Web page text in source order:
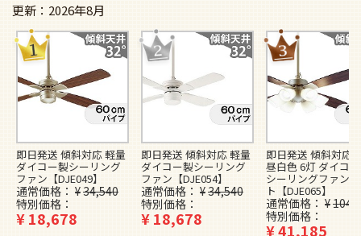
2026年8月
即日発送 傾斜対応 軽量
ダイコー製シーリング
ファン【DJE049】
通常価格 ¥34,540
特別価格
¥18,678
即日発送 傾斜対応 軽量
ダイコー製シーリング
ファン【DJE054】
通常価格 ¥34,540
特別価格
¥18,678
即日発送 傾斜対応
昼白色 6灯 ダイコ
シーリングファン
ト【DJE065】
通常価格 ¥
特別価格
¥41,185